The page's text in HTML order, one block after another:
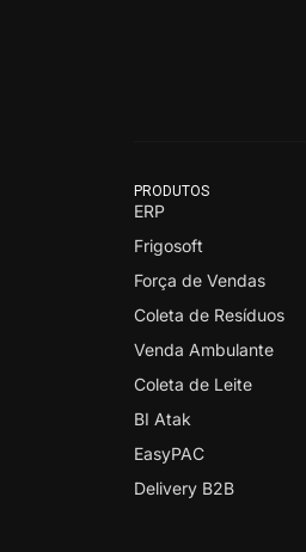
PRODUTOS
ERP
Frigosoft
Força de Vendas
Coleta de Resíduos
Venda Ambulante
Coleta de Leite
BI Atak
EasyPAC
Delivery B2B